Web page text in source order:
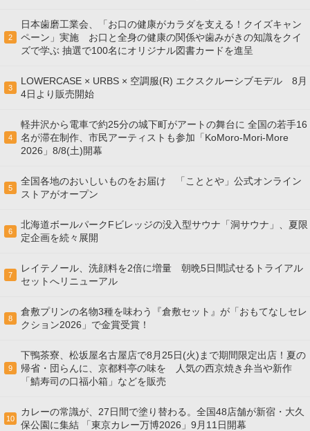
2
日本歯磨工業会、「お口の健康がカラダを支える！クイズキャン
ペーン」実施 お口と全身の健康の関係や歯みがきの知識をクイ
ズで学ぶ 抽選で100名にオリジナル図書カードを進呈
3
LOWERCASE × URBS × 空調服(R) エクスクルーシブモデル 8月
4日より販売開始
4
軽井沢から電車で約25分の城下町がアートの舞台に 全国の若手16
名が滞在制作、市民アーティストも参加「KoMoro-Mori-More
2026」8/8(土)開幕
5
全国各地のおいしいものをお届け 「こととや」公式オンライン
ストアがオープン
6
北海道ボールパークFビレッジの没入型サウナ「洞サウナ」、夏限
定企画を続々展開
7
レイテノール、洗顔料を2倍に増量 朝晩5日間試せるトライアル
セットへリニューアル
8
倉敷プリンの名物3種を味わう『倉敷セット』が「おもてなしセレ
クション2026」で金賞受賞！
9
下鴨茶寮、松坂屋名古屋店で8月25日(火)まで期間限定出店！夏の
帰省・団らんに、京都料亭の味を 人気の西京焼き弁当や新作
「鯖寿司の口福小箱」などを販売
10
カレーの常識が、27日間で塗り替わる。全国48店舗が新宿・大久
保公園に集結 「東京カレー万博2026」9月11日開幕